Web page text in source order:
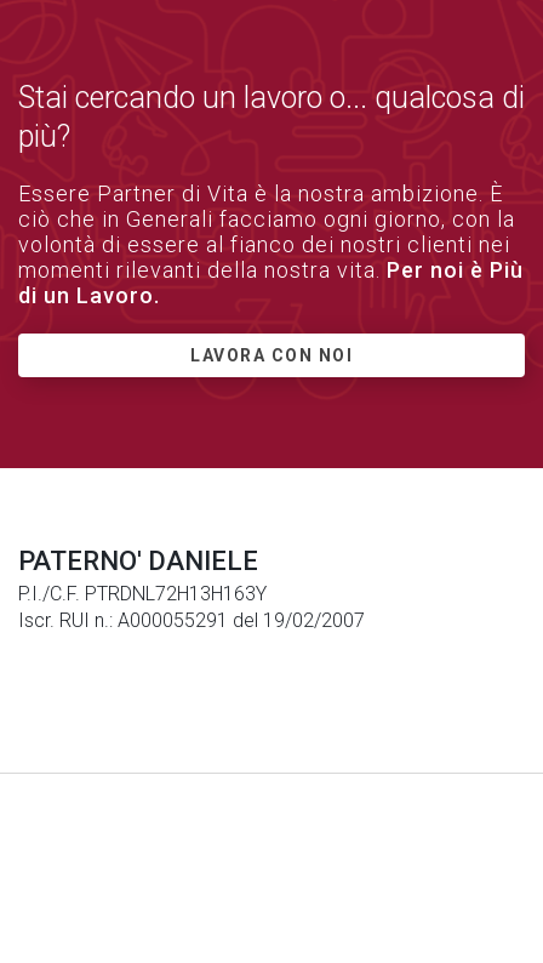
Stai cercando un lavoro o... qualcosa di
più?
Essere Partner di Vita è la nostra ambizione. È
ciò che in Generali facciamo ogni giorno, con la
volontà di essere al fianco dei nostri clienti nei
momenti rilevanti della nostra vita. Per noi è Più
di un Lavoro.
LAVORA CON NOI
PATERNO' DANIELE
P.I./C.F. PTRDNL72H13H163Y
Iscr. RUI n.: A000055291 del 19/02/2007